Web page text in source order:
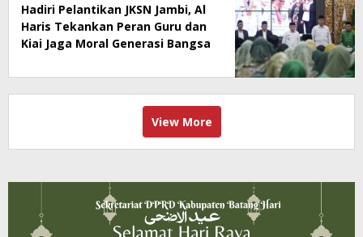
Hadiri Pelantikan JKSN Jambi, Al
Haris Tekankan Peran Guru dan
Kiai Jaga Moral Generasi Bangsa
View More